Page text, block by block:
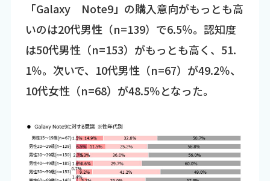
「Galaxy Note9」の購入意向がもっとも高
いのは20代男性（n=139）で6.5％。認知度
は50代男性（n=153）がもっとも高く、51.
1％。次いで、10代男性（n=67）が49.2％、
10代女性（n=68）が48.5％となった。